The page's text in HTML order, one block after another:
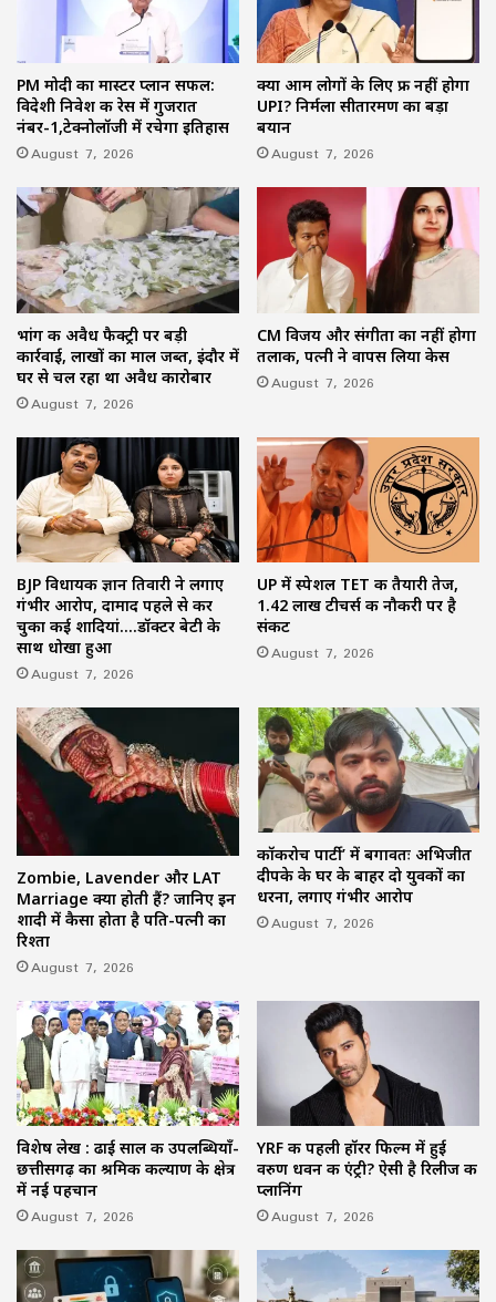
PM मोदी का मास्टर प्लान सफल:
विदेशी निवेश की रेस में गुजरात
नंबर-1,टेक्नोलॉजी में रचेगा इतिहास
August 7, 2026
क्या आम लोगों के लिए फ्री नहीं होगा
UPI? निर्मला सीतारमण का बड़ा
बयान
August 7, 2026
भांग की अवैध फैक्ट्री पर बड़ी
कार्रवाई, लाखों का माल जब्त, इंदौर में
घर से चल रहा था अवैध कारोबार
August 7, 2026
CM विजय और संगीता का नहीं होगा
तलाक, पत्नी ने वापस लिया केस
August 7, 2026
BJP विधायक ज्ञान तिवारी ने लगाए
गंभीर आरोप, दामाद पहले से कर
चुका कई शादियां….डॉक्टर बेटी के
साथ धोखा हुआ
August 7, 2026
UP में स्पेशल TET की तैयारी तेज,
1.42 लाख टीचर्स की नौकरी पर है
संकट
August 7, 2026
Zombie, Lavender और LAT
Marriage क्या होती हैं? जानिए इन
शादी में कैसा होता है पति-पत्नी का
रिश्ता
August 7, 2026
कॉकरोच पार्टी’ में बगावतः अभिजीत
दीपके के घर के बाहर दो युवकों का
धरना, लगाए गंभीर आरोप
August 7, 2026
विशेष लेख : ढाई साल की उपलब्धियाँ-
छत्तीसगढ़ का श्रमिक कल्याण के क्षेत्र
में नई पहचान
August 7, 2026
YRF की पहली हॉरर फिल्म में हुई
वरुण धवन की एंट्री? ऐसी है रिलीज की
प्लानिंग
August 7, 2026